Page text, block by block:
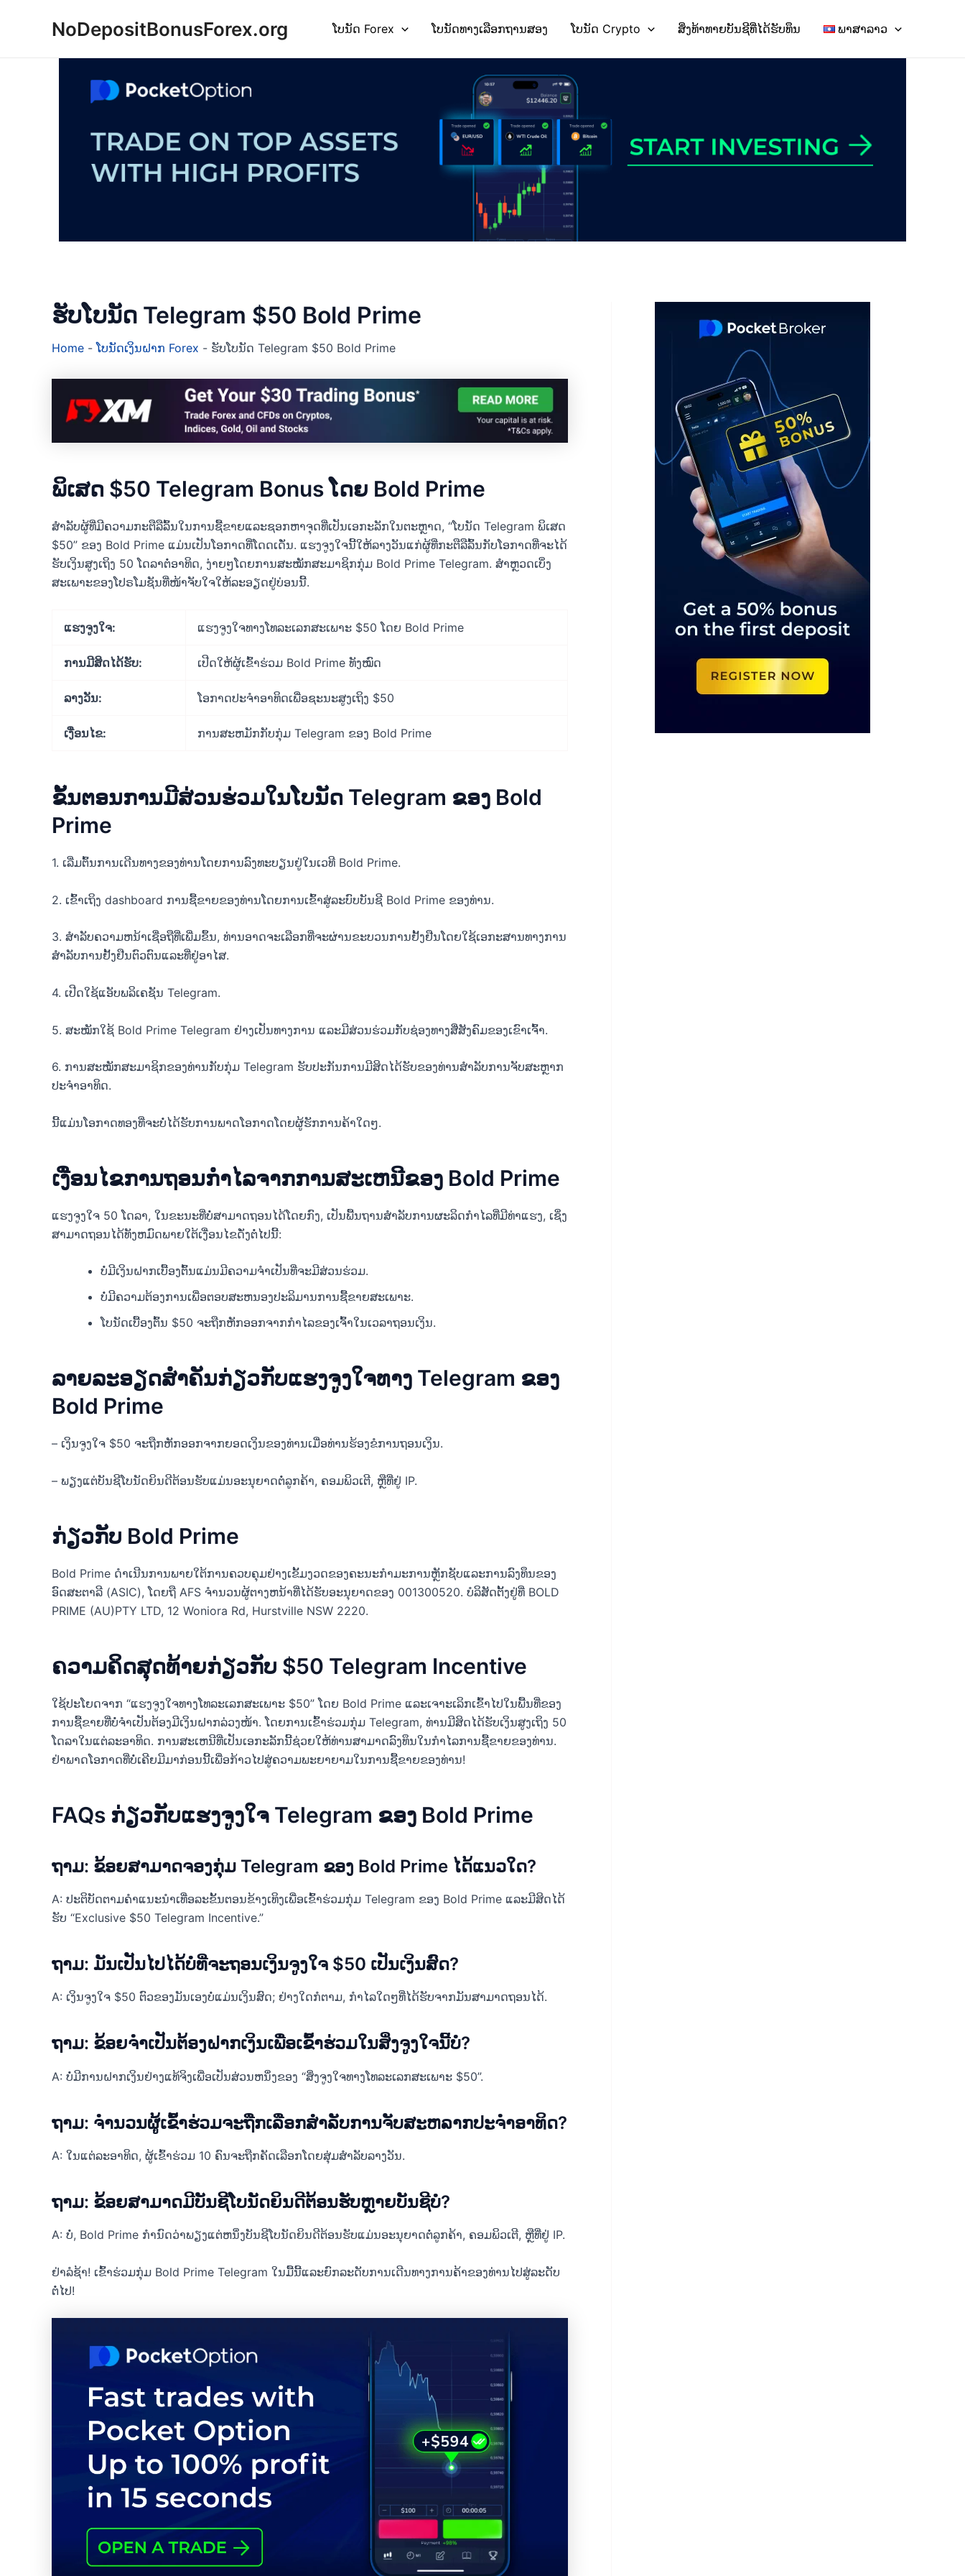
NoDepositBonusForex.org ໂບນັດ Forex ໂບນັດທາງເລືອກຖານສອງ ໂບນັດ Crypto ສິ່ງທ້າທາຍບັນຊີທີ່ໄດ້ຮັບທຶນ ພາສາລາວ
ຮັບໂບນັດ Telegram $50 Bold Prime
Home -ໂບນັດເງິນຝາກ Forex - ຮັບໂບນັດ Telegram $50 Bold Prime
ພິເສດ $50 Telegram Bonus ໂດຍ Bold Prime
ສໍາລັບຜູ້ທີ່ມີຄວາມກະຕືລືລົ້ນໃນການຊື້ຂາຍແລະຊອກຫາຈຸດທີ່ເປັນເອກະລັກໃນຕະຫຼາດ, “ໂບນັດ Telegram ພິເສດ
$50” ຂອງ Bold Prime ແມ່ນເປັນໂອກາດທີ່ໂດດເດັ່ນ. ແຮງຈູງໃຈນີ້ໃຫ້ລາງວັນແກ່ຜູ້ທີ່ກະຕືລືລົ້ນກັບໂອກາດທີ່ຈະໄດ້
ຮັບເງິນສູງເຖິງ 50 ໂດລາຕໍ່ອາທິດ, ງ່າຍໆໂດຍການສະໝັກສະມາຊິກກຸ່ມ Bold Prime Telegram. ສຳຫຼວດເບິ່ງ
ສະເພາະຂອງໂປຣໂມຊັນທີ່ໜ້າຈັບໃຈໃຫ້ລະອຽດຢູ່ບ່ອນນີ້.
ແຮງຈູງໃຈ: ແຮງຈູງໃຈທາງໂທລະເລກສະເພາະ $50 ໂດຍ Bold Prime
ການມີສິດໄດ້ຮັບ: ເປີດໃຫ້ຜູ້ເຂົ້າຮ່ວມ Bold Prime ທັງໝົດ
ລາງ​ວັນ: ໂອກາດປະຈໍາອາທິດເພື່ອຊະນະສູງເຖິງ $50
ເງື່ອນໄຂ: ການສະຫມັກກັບກຸ່ມ Telegram ຂອງ Bold Prime
ຂັ້ນຕອນການມີສ່ວນຮ່ວມໃນໂບນັດ Telegram ຂອງ Bold
Prime
1. ເລີ່ມຕົ້ນການເດີນທາງຂອງທ່ານໂດຍການລົງທະບຽນຢູ່ໃນເວທີ Bold Prime.
2. ເຂົ້າເຖິງ dashboard ການຊື້ຂາຍຂອງທ່ານໂດຍການເຂົ້າສູ່ລະບົບບັນຊີ Bold Prime ຂອງທ່ານ.
3. ສໍາລັບຄວາມຫນ້າເຊື່ອຖືທີ່ເພີ່ມຂຶ້ນ, ທ່ານອາດຈະເລືອກທີ່ຈະຜ່ານຂະບວນການຢັ້ງຢືນໂດຍໃຊ້ເອກະສານທາງການ
ສໍາລັບການຢັ້ງຢືນຕົວຕົນແລະທີ່ຢູ່ອາໄສ.
4. ເປີດໃຊ້ແອັບພລິເຄຊັນ Telegram.
5. ສະໝັກໃຊ້ Bold Prime Telegram ຢ່າງເປັນທາງການ ແລະມີສ່ວນຮ່ວມກັບຊ່ອງທາງສື່ສັງຄົມຂອງເຂົາເຈົ້າ.
6. ການສະໝັກສະມາຊິກຂອງທ່ານກັບກຸ່ມ Telegram ຮັບປະກັນການມີສິດໄດ້ຮັບຂອງທ່ານສໍາລັບການຈັບສະຫຼາກ
ປະຈໍາອາທິດ.
ນີ້​ແມ່ນ​ໂອ​ກາດ​ທອງ​ທີ່​ຈະ​ບໍ່​ໄດ້​ຮັບ​ການ​ພາດ​ໂອ​ກາດ​ໂດຍ​ຜູ້​ຮັກ​ການ​ຄ້າ​ໃດໆ​.
ເງື່ອນໄຂການຖອນກໍາໄລຈາກການສະເຫນີຂອງ Bold Prime
ແຮງຈູງໃຈ 50 ໂດລາ, ໃນຂະນະທີ່ບໍ່ສາມາດຖອນໄດ້ໂດຍກົງ, ເປັນພື້ນຖານສໍາລັບການຜະລິດກໍາໄລທີ່ມີທ່າແຮງ, ເຊິ່ງ
ສາມາດຖອນໄດ້ທັງຫມົດພາຍໃຕ້ເງື່ອນໄຂດັ່ງຕໍ່ໄປນີ້:
ບໍ່ມີເງິນຝາກເບື້ອງຕົ້ນແມ່ນມີຄວາມຈໍາເປັນທີ່ຈະມີສ່ວນຮ່ວມ.
ບໍ່ມີຄວາມຕ້ອງການເພື່ອຕອບສະຫນອງປະລິມານການຊື້ຂາຍສະເພາະ.
ໂບນັດເບື້ອງຕົ້ນ $50 ຈະຖືກຫັກອອກຈາກກຳໄລຂອງເຈົ້າໃນເວລາຖອນເງິນ.
ລາຍລະອຽດສຳຄັນກ່ຽວກັບແຮງຈູງໃຈທາງ Telegram ຂອງ
Bold Prime
– ເງິນຈູງໃຈ $50 ຈະຖືກຫັກອອກຈາກຍອດເງິນຂອງທ່ານເມື່ອທ່ານຮ້ອງຂໍການຖອນເງິນ.
– ພຽງແຕ່ບັນຊີໂບນັດຍິນດີຕ້ອນຮັບແມ່ນອະນຸຍາດຕໍ່ລູກຄ້າ, ຄອມພິວເຕີ, ຫຼືທີ່ຢູ່ IP.
ກ່ຽວກັບ Bold Prime
Bold Prime ດໍາເນີນການພາຍໃຕ້ການຄວບຄຸມຢ່າງເຂັ້ມງວດຂອງຄະນະກໍາມະການຫຼັກຊັບແລະການລົງທຶນຂອງ
ອົດສະຕາລີ (ASIC), ໂດຍຖື AFS ຈໍານວນຜູ້ຕາງຫນ້າທີ່ໄດ້ຮັບອະນຸຍາດຂອງ 001300520. ບໍລິສັດຕັ້ງຢູ່ທີ່ BOLD
PRIME (AU)PTY LTD, 12 Woniora Rd, Hurstville NSW 2220.
ຄວາມຄິດສຸດທ້າຍກ່ຽວກັບ $50 Telegram Incentive
ໃຊ້ປະໂຍດຈາກ “ແຮງຈູງໃຈທາງໂທລະເລກສະເພາະ $50” ໂດຍ Bold Prime ແລະເຈາະເລິກເຂົ້າໄປໃນພື້ນທີ່ຂອງ
ການຊື້ຂາຍທີ່ບໍ່ຈໍາເປັນຕ້ອງມີເງິນຝາກລ່ວງໜ້າ. ໂດຍການເຂົ້າຮ່ວມກຸ່ມ Telegram, ທ່ານມີສິດໄດ້ຮັບເງິນສູງເຖິງ 50
ໂດລາໃນແຕ່ລະອາທິດ. ການສະເຫນີທີ່ເປັນເອກະລັກນີ້ຊ່ວຍໃຫ້ທ່ານສາມາດລົງທຶນໃນກໍາໄລການຊື້ຂາຍຂອງທ່ານ.
ຢ່າພາດໂອກາດທີ່ບໍ່ເຄີຍມີມາກ່ອນນີ້ເພື່ອກ້າວໄປສູ່ຄວາມພະຍາຍາມໃນການຊື້ຂາຍຂອງທ່ານ!
FAQs ກ່ຽວກັບແຮງຈູງໃຈ Telegram ຂອງ Bold Prime
ຖາມ: ຂ້ອຍສາມາດຈອງກຸ່ມ Telegram ຂອງ Bold Prime ໄດ້ແນວໃດ?
A: ປະຕິບັດຕາມຄໍາແນະນໍາເທື່ອລະຂັ້ນຕອນຂ້າງເທິງເພື່ອເຂົ້າຮ່ວມກຸ່ມ Telegram ຂອງ Bold Prime ແລະມີສິດໄດ້
ຮັບ “Exclusive $50 Telegram Incentive.”
ຖາມ: ມັນເປັນໄປໄດ້ບໍທີ່ຈະຖອນເງິນຈູງໃຈ $50 ເປັນເງິນສົດ?
A: ເງິນຈູງໃຈ $50 ຕົວຂອງມັນເອງບໍ່ແມ່ນເງິນສົດ; ຢ່າງໃດກໍຕາມ, ກໍາໄລໃດໆທີ່ໄດ້ຮັບຈາກມັນສາມາດຖອນໄດ້.
ຖາມ: ຂ້ອຍຈໍາເປັນຕ້ອງຝາກເງິນເພື່ອເຂົ້າຮ່ວມໃນສິ່ງຈູງໃຈນີ້ບໍ?
A: ບໍ່ມີການຝາກເງິນຢ່າງແທ້ຈິງເພື່ອເປັນສ່ວນຫນຶ່ງຂອງ “ສິ່ງຈູງໃຈທາງໂທລະເລກສະເພາະ $50”.
ຖາມ: ຈໍານວນຜູ້ເຂົ້າຮ່ວມຈະຖືກເລືອກສໍາລັບການຈັບສະຫລາກປະຈໍາອາທິດ?
A: ໃນແຕ່ລະອາທິດ, ຜູ້ເຂົ້າຮ່ວມ 10 ຄົນຈະຖືກຄັດເລືອກໂດຍສຸ່ມສໍາລັບລາງວັນ.
ຖາມ: ຂ້ອຍສາມາດມີບັນຊີໂບນັດຍິນດີຕ້ອນຮັບຫຼາຍບັນຊີບໍ?
A: ບໍ່, Bold Prime ກໍານົດວ່າພຽງແຕ່ຫນຶ່ງບັນຊີໂບນັດຍິນດີຕ້ອນຮັບແມ່ນອະນຸຍາດຕໍ່ລູກຄ້າ, ຄອມພິວເຕີ, ຫຼືທີ່ຢູ່ IP.
ຢ່າລໍຊ້າ! ເຂົ້າຮ່ວມກຸ່ມ Bold Prime Telegram ໃນມື້ນີ້ແລະຍົກລະດັບການເດີນທາງການຄ້າຂອງທ່ານໄປສູ່ລະດັບ
ຕໍ່ໄປ!